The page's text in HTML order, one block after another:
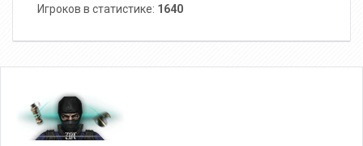
Игроков в статистике: 1640